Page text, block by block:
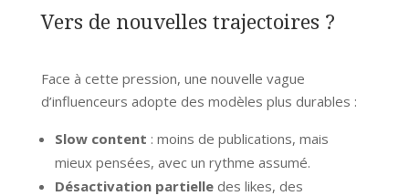
Vers de nouvelles trajectoires ?
Face à cette pression, une nouvelle vague
d’influenceurs adopte des modèles plus durables :
Slow content : moins de publications, mais
mieux pensées, avec un rythme assumé.
Désactivation partielledes likes, des